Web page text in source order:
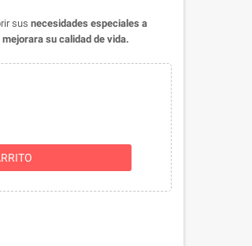
sus necesidades especiales a
su calidad de vida.